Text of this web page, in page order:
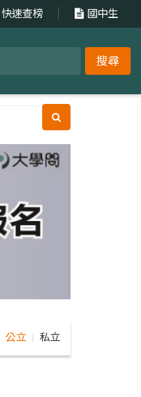
快速查榜 國中生
搜尋
公立 私立